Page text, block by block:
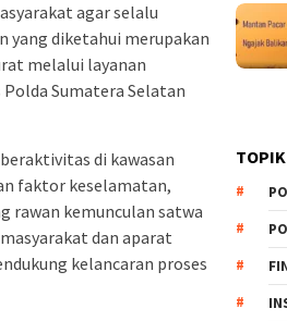
agar selalu
yang diketahui merupakan
melalui layanan
Sumatera Selatan
di kawasan
faktor keselamatan,
rawan kemunculan satwa
dan aparat
kelancaran proses